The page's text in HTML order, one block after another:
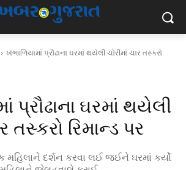
ખંભાળિયામાં પ્રૌઢાના ઘરમાં થયેલી ચોરીમાં ચાર તસ્કરો
પ્રૌઢાના ઘરમાં થયેલી
તસ્કરો રિમાન્ડ પર
મહિલાને દર્શન કરવા લઈ જઈને ઘરમાં કર્યો